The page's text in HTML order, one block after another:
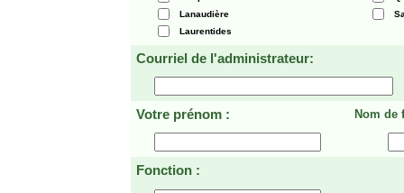
Lanaudière
Laurentides
Courriel de l'administrateur:
Votre prénom : Nom de
Fonction :